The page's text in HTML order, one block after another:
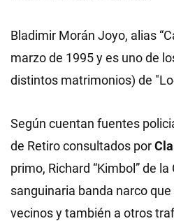
Bladimir Morán Joyo, alias
marzo de 1995 y es uno de
distintos matrimonios) de
Según cuentan fuentes
de Retiro consultados por
primo, Richard “Kimbol” de
sanguinaria banda narco
vecinos y también a otros